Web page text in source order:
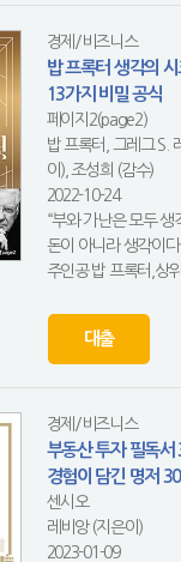
경제/비즈니스
밥 프록터 생각의
13가지 비밀 공식
페이지2(page2)
밥 프록터, 그레그 S.
이), 조성희 (감수)
2022-10-24
“부와 가난은 모두
돈이 아니라 생각이다
주인공 밥 프록터,상
대출
경제/비즈니스
부동산 투자 필독서
경험이 담긴 명저
센시오
레비앙 (지은이)
2023-01-09